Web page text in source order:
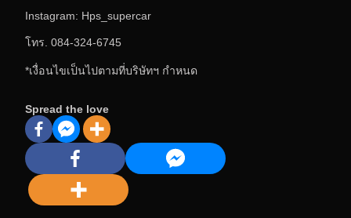
Instagram: Hps_supercar
โทร. 084-324-6745
*เงื่อนไขเป็นไปตามที่บริษัทฯ กำหนด
Spread the love